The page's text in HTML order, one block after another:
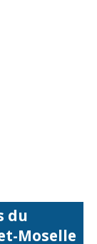
du
Moselle